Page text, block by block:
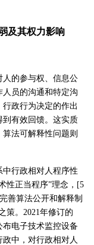
及其权力影响
的参与权、信息公
员的沟通和特定沟
政行为决定的作出
有效回馈。这实质
法可解释性问题则
行政相对人程序性
性正当程序”理念，[5
善算法公开和解释制
策。2021年修订的
布电子技术监控设备
中，对行政相对人